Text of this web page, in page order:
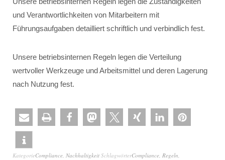
und Verantwortlichkeiten von Mitarbeitern mit
Führungsaufgaben detailliert schriftlich und verbindlich fest.
Unsere betriebsinternen Regeln legen die Verteilung
wertvoller Werkzeuge und Arbeitsmittel und deren Lagerung
nach Nutzung fest.
KategorieCompliance, Nachhaltigkeit SchlagwörterCompliance, Regeln,